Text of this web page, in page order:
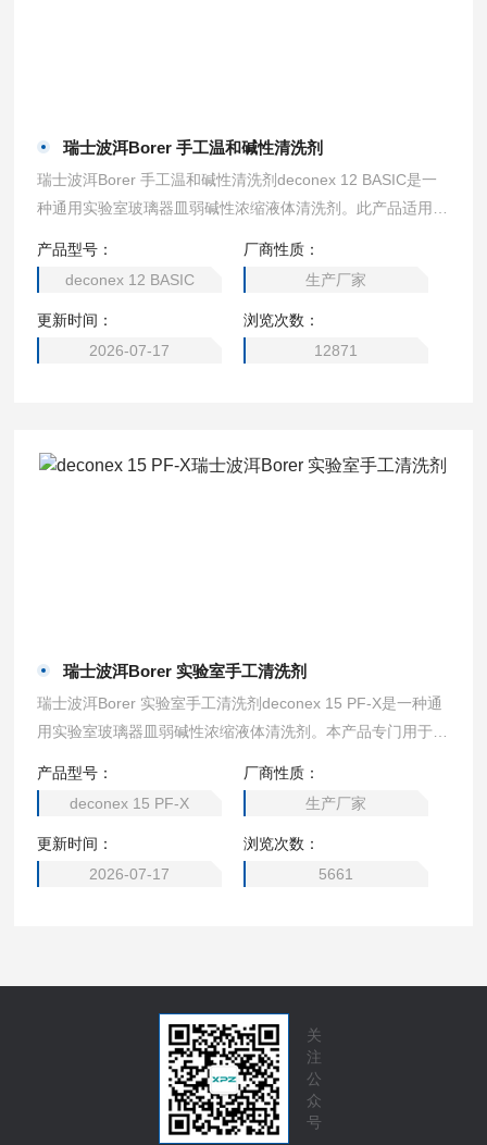
瑞士波洱Borer 手工温和碱性清洗剂
瑞士波洱Borer 手工温和碱性清洗剂deconex 12 BASIC是一
种通用实验室玻璃器皿弱碱性浓缩液体清洗剂。此产品适用于
但能够去除污染物并且能够有效防止污染物再次沉积于器皿表
面。高浓缩产品经过低浓度稀释，可以处理更多器皿。去除更
多污染物。*缓冲体系提供很高的PH值稳定性，使得稀释溶液
Z长可反复使用两周。使用方法：稀释浓度：根据污染物
产品型号：
deconex 12 BASIC
厂商性质：
生产厂家
更新时间：
2026-07-17
浏览次数：
12871
瑞士波洱Borer 实验室手工清洗剂
瑞士波洱Borer 实验室手工清洗剂deconex 15 PF-X是一种通
用实验室玻璃器皿弱碱性浓缩液体清洗剂。本产品专门用于严
常规分析中。稀释溶液Z长可反复使用两周以上。
产品型号：
deconex 15 PF-X
厂商性质：
生产厂家
更新时间：
2026-07-17
浏览次数：
5661
关
注
公
众
号